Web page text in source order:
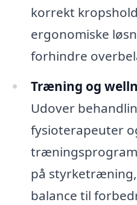
korrekt
ergonomiske
forhindre
Træning og
Udover
fysioterapeuter
på
balance til